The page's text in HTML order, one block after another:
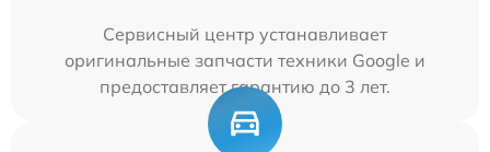
Сервисный центр устанавливает
оригинальные запчасти техники Google и
предоставляет гарантию до 3 лет.